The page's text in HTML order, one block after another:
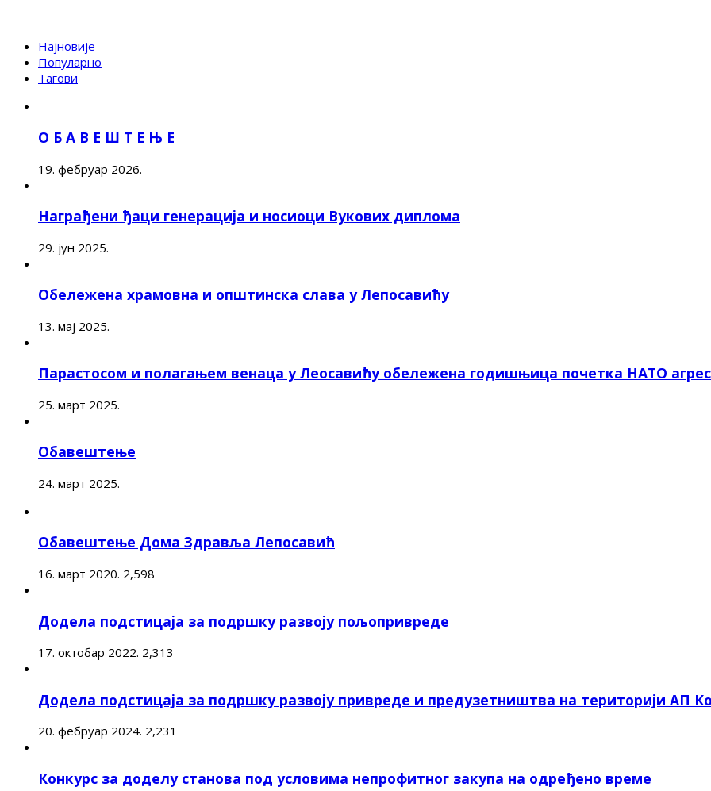
Најновије
Популарно
Тагови
О Б А В Е Ш Т Е Њ Е
19. фебруар 2026.
Награђени ђаци генерација и носиоци Вукових диплома
29. јун 2025.
Обележена храмовна и општинска слава у Лепосавићу
13. мај 2025.
Парастосом и полагањем венаца у Леосавићу обележена годишњица почетка НАТО
25. март 2025.
Обавештење
24. март 2025.
Обавештење Дома Здравља Лепосавић
16. март 2020. 2,598
Додела подстицаја за подршку развоју пољопривреде
17. октобар 2022. 2,313
Додела подстицаја за подршку развоју привреде и предузетништва на територији АП
20. фебруар 2024. 2,231
Конкурс за доделу станова под условима непрофитног закупа на одређено време